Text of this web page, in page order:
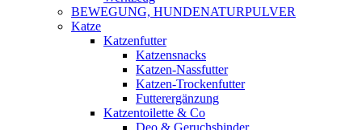
BEWEGUNG, HUNDENATURPULVER
Katze
Katzenfutter
Katzensnacks
Katzen-Nassfutter
Katzen-Trockenfutter
Futterergänzung
Katzentoilette & Co
Deo & Geruchsbinder